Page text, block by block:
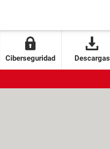
Ciberseguridad Descargas